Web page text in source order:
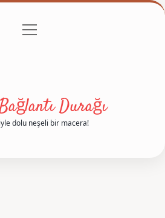
Politikası
menüyü
Durağı
dolu neşeli bir macera!